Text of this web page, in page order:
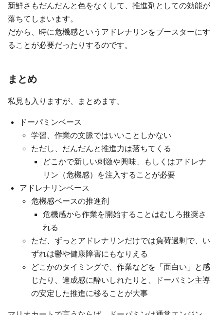
新鮮さもだんだんと色をなくして、推進剤としての効能が
落ちてしまいます。
だから、時に危機感というアドレナリンをブースターにす
ることが必要だったりするのです。
まとめ
私見も入りますが、まとめます。
ドーパミンベース
学習、作業の文脈ではいいことしかない
ただし、だんだんと推進力は落ちてくる
どこかで新しい刺激や興味、もしくはアドレナ
リン（危機感）を注入することが必要
アドレナリンベース
危機感ベースの推進剤
危機感から作業を開始することはむしろ推奨さ
れる
ただ、ずっとアドレナリンだけでは負荷過剰で、い
ずれは鬱や健康障害にもなりえる
どこかのタイミングで、作業などを「面白い」と感
じたり、達成感に酔いしれたりと、ドーパミン主導
の安定した推進に移ることが大事